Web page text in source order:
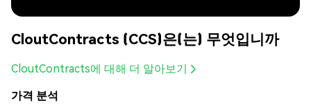
CloutContracts (CCS)은(는) 무엇입니까
CloutContracts에 대해 더 알아보기
가격 분석